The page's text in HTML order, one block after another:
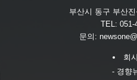
부산시 동구 부산
TEL: 051-
문의:
회
- 경향